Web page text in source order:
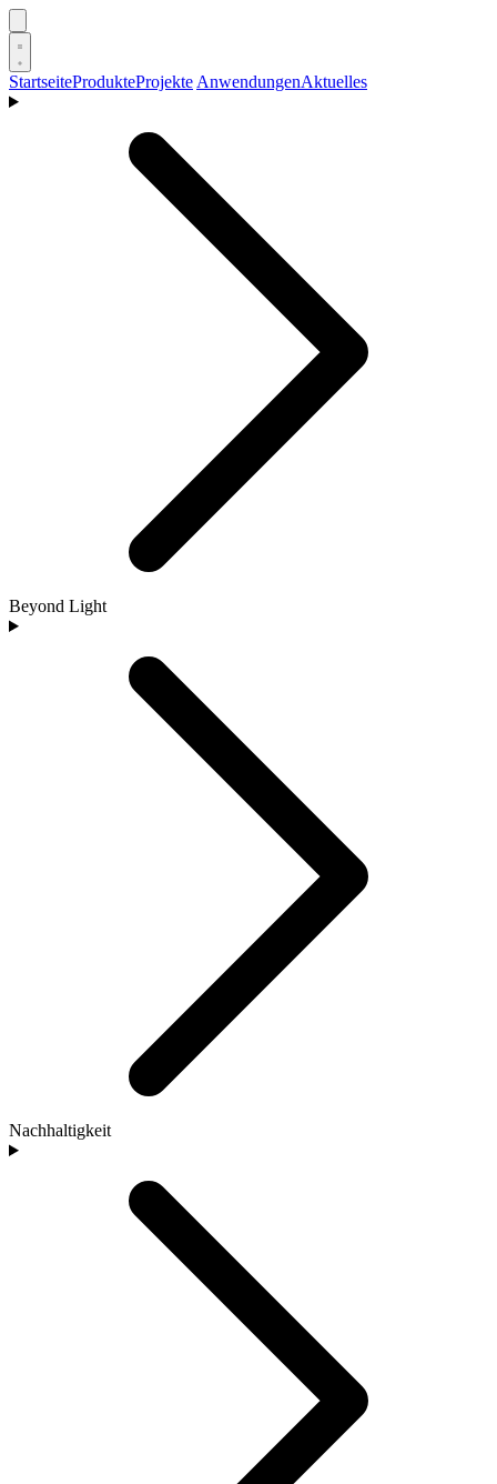
StartseiteProdukteProjekte AnwendungenAktuelles
Beyond Light
Nachhaltigkeit